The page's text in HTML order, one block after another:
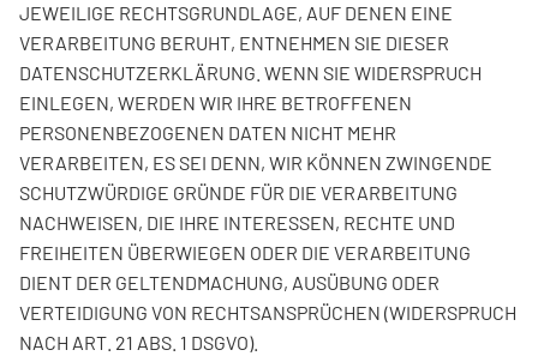
JEWEILIGE RECHTSGRUNDLAGE, AUF DENEN EINE
VERARBEITUNG BERUHT, ENTNEHMEN SIE DIESER
DATENSCHUTZERKLÄRUNG. WENN SIE WIDERSPRUCH
EINLEGEN, WERDEN WIR IHRE BETROFFENEN
PERSONENBEZOGENEN DATEN NICHT MEHR
VERARBEITEN, ES SEI DENN, WIR KÖNNEN ZWINGENDE
SCHUTZWÜRDIGE GRÜNDE FÜR DIE VERARBEITUNG
NACHWEISEN, DIE IHRE INTERESSEN, RECHTE UND
FREIHEITEN ÜBERWIEGEN ODER DIE VERARBEITUNG
DIENT DER GELTENDMACHUNG, AUSÜBUNG ODER
VERTEIDIGUNG VON RECHTSANSPRÜCHEN (WIDERSPRUCH
NACH ART. 21 ABS. 1 DSGVO).